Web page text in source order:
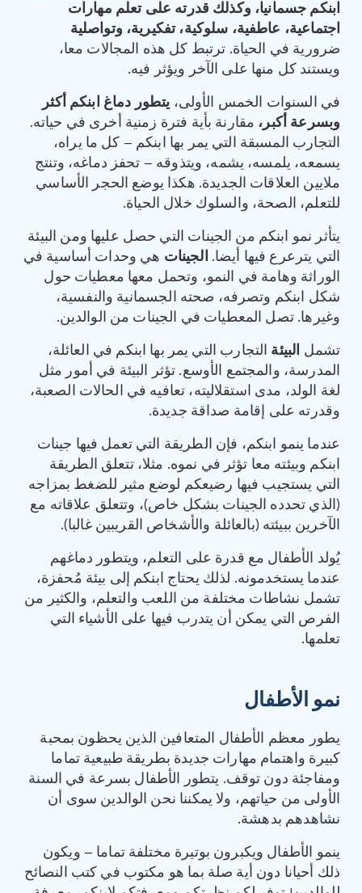
ابنكم جسمانيا، وكذلك قدرته على تعلم مهارات
اجتماعية، عاطفية، سلوكية، تفكيرية، وتواصلية
ضرورية في الحياة. ترتبط كل هذه المجالات معا،
ويستند كل منها على الآخر ويؤثر فيه.
في السنوات الخمس الأولى، يتطور دماغ ابنكم أكثر
وبسرعة أكبر، مقارنة بأية فترة زمنية أخرى في حياته.
التجارب المسبقة التي يمر بها ابنكم – كل ما يراه،
يسمعه، يلمسه، يشمه، ويتذوقه – تحفز دماغه، وتنتج
ملايين العلاقات الجديدة. هكذا يوضع الحجر الأساسي
للتعلم، الصحة، والسلوك خلال الحياة.
يتأثر نمو ابنكم من الجينات التي حصل عليها ومن البيئة
التي يترعرع فيها أيضا. الجينات هي وحدات أساسية في
الوراثة وهامة في النمو، وتحمل معها معطيات حول
شكل ابنكم وتصرفه، صحته الجسمانية والنفسية،
وغيرها. تصل المعطيات في الجينات من الوالدين.
تشمل البيئة التجارب التي يمر بها ابنكم في العائلة،
المدرسة، والمجتمع الأوسع. تؤثر البيئة في أمور مثل
لغة الولد، مدى استقلاليته، تعافيه في الحالات الصعبة،
وقدرته على إقامة صداقة جديدة.
عندما ينمو ابنكم، فإن الطريقة التي تعمل فيها جينات
ابنكم وبيئته معا تؤثر في نموه. مثلا، تتعلق الطريقة
التي يستجيب فيها رضيعكم لوضع مثير للضغط بمزاجه
(الذي تحدده الجينات بشكل خاص)، وتتعلق علاقاته مع
الآخرين ببيئته (بالعائلة والأشخاص القريبين غالبا).
يُولد الأطفال مع قدرة على التعلم، ويتطور دماغهم
عندما يستخدمونه. لذلك يحتاج ابنكم إلى بيئة مُحفزة،
تشمل نشاطات مختلفة من اللعب والتعلم، والكثير من
الفرص التي يمكن أن يتدرب فيها على الأشياء التي
تعلمها.
نمو الأطفال
يطور معظم الأطفال المتعافين الذين يحظون بمحبة
كبيرة واهتمام مهارات جديدة بطريقة طبيعية تماما
ومفاجئة دون توقف. يتطور الأطفال بسرعة في السنة
الأولى من حياتهم، ولا يمكننا نحن الوالدين سوى أن
نشاهدهم بدهشة.
ينمو الأطفال ويكبرون بوتيرة مختلفة تماما – ويكون
ذلك أحيانا دون أية صلة بما هو مكتوب في كتب النصائح